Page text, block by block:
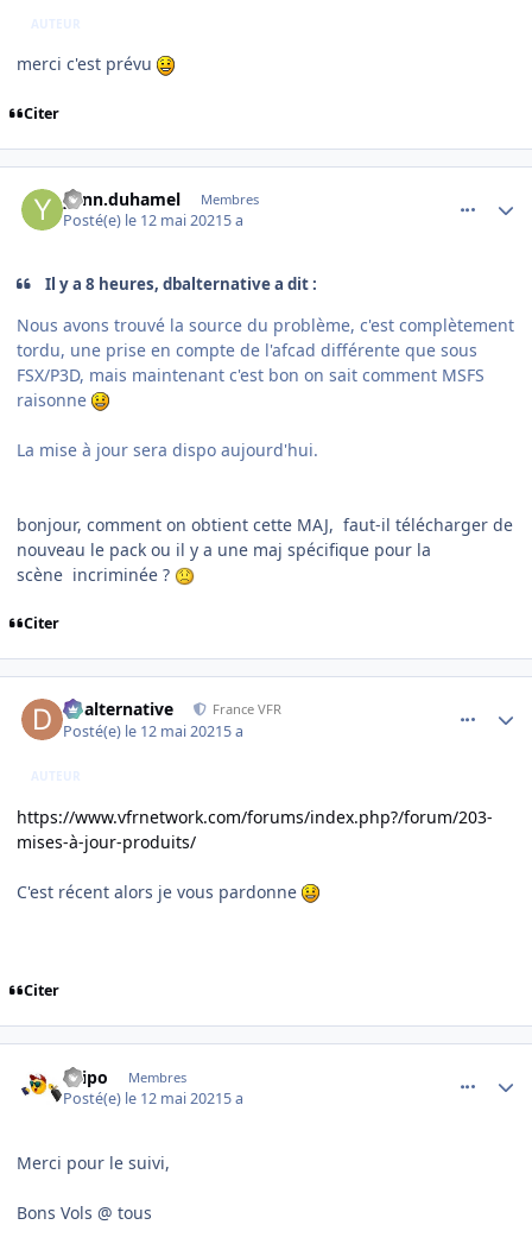
AUTEUR
merci c'est prévu
Citer
yann.duhamel Membres
Posté(e) le 12 mai 20215 a
Il y a 8 heures, dbalternative a dit :
Nous avons trouvé la source du problème, c'est complètement
tordu, une prise en compte de l'afcad différente que sous
FSX/P3D, mais maintenant c'est bon on sait comment MSFS
raisonne
La mise à jour sera dispo aujourd'hui.
bonjour, comment on obtient cette MAJ, faut-il télécharger de
nouveau le pack ou il y a une maj spécifique pour la
scène incriminée ?
Citer
dbalternative France VFR
Posté(e) le 12 mai 20215 a
AUTEUR
https://www.vfrnetwork.com/forums/index.php?/forum/203-
mises-à-jour-produits/
C'est récent alors je vous pardonne
Citer
Filipo Membres
Posté(e) le 12 mai 20215 a
Merci pour le suivi,
Bons Vols @ tous